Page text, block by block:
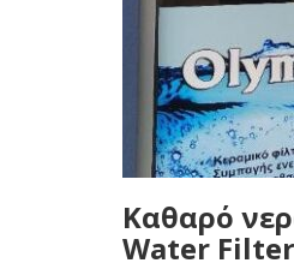
Καθαρό
Water Filter